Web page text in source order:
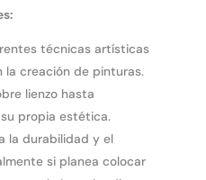
técnicas artísticas
la creación de pinturas.
lienzo hasta
propia estética.
la durabilidad y el
si planea colocar